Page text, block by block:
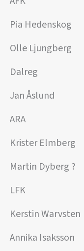
Pia Hedenskog
Olle Ljungberg
Dalreg
Jan Åslund
ARA
Krister Elmberg
Martin Dyberg ?
LFK
Kerstin Warvsten
Annika Isaksson